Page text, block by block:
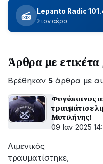
περίπου
δύο
ώρες
εξέλιξη
οι
εργασίες
ΔΕΔΔΗΕ
για
την
της
βλάβης
Lepanto Radio
Στον αέρα
Άρθρα με ετικέτα
Βρέθηκαν 5 άρθρα με
Φυγόποινος
τραυμάτισε
Μυτιλήνης!
09 Ιαν 2025
Λιμενικός
τραυματίστηκε,